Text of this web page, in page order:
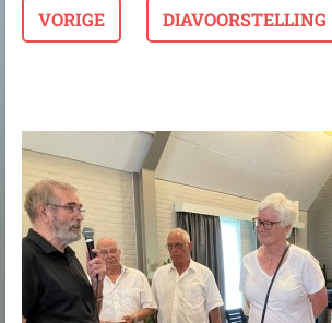
VORIGE DIAVOORSTELLING